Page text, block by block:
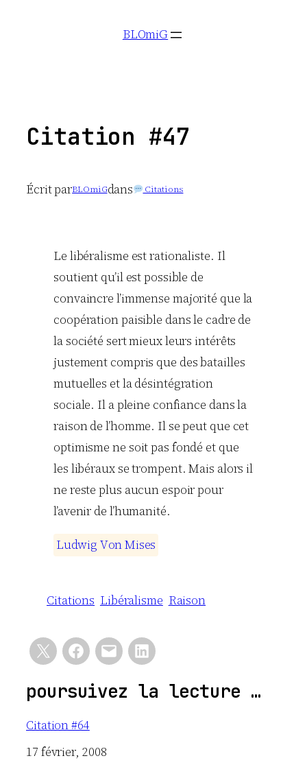
BLOmiG
Citation #47
Écrit parBLOmiGdans Citations
Le libéralisme est rationaliste. Il
soutient qu’il est possible de
convaincre l’immense majorité que la
coopération paisible dans le cadre de
la société sert mieux leurs intérêts
justement compris que des batailles
mutuelles et la désintégration
sociale. Il a pleine confiance dans la
raison de l’homme. Il se peut que cet
optimisme ne soit pas fondé et que
les libéraux se trompent. Mais alors il
ne reste plus aucun espoir pour
l’avenir de l’humanité.
Ludwig VonMises
Citations Libéralisme Raison
poursuivez la lecture …
Citation #64
Date
17 février, 2008